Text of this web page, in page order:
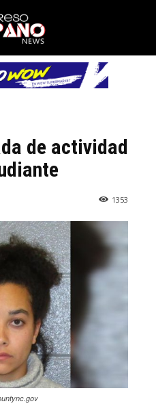
de actividad
1353